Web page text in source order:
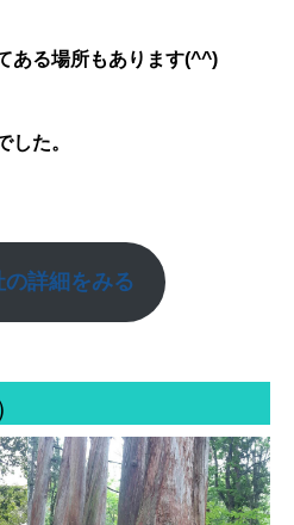
ある場所もあります(^^)
した。
の詳細をみる